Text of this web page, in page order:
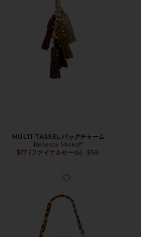
MULTI TASSEL バッグチャーム
Rebecca Minkoff
$17 (ファイナルセール)
Previous price:
$58
Favorite RUCHED クラッチ